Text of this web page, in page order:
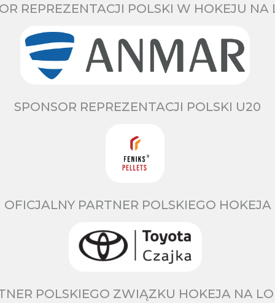
REPREZENTACJI POLSKI W HOKEJU NA
SPONSOR REPREZENTACJI POLSKI U20
OFICJALNY PARTNER POLSKIEGO HOKEJA
POLSKIEGO ZWIĄZKU HOKEJA NA